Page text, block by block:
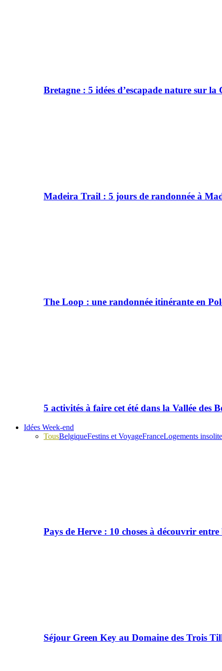
Bretagne : 5 idées d’escapade nature sur
Madeira Trail : 5 jours de randonnée à
The Loop : une randonnée itinérante en
5 activités à faire cet été dans la Vallée des
Idées Week-end
TousBelgiqueFestins et VoyageFranceLogements
Pays de Herve : 10 choses à découvrir
Séjour Green Key au Domaine des Trois